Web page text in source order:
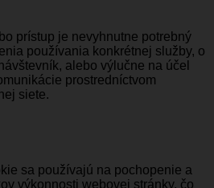
prístup je nevyhnutne potrebný
používania konkrétnej služby, o
alebo výlučne na účel
prostredníctvom
siete.
sa používajú na pochopenie a
výkonnosti webovej stránky, čo